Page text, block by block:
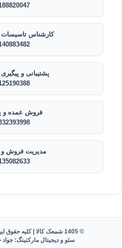
کارشناس تاسیسات
پشتیبانی و
فروش عمده و
مدیریت فروش
© 1405 شمعک کالا | کلیه حقوق این وب‌سایت محفوظ است.
سئو و دیجیتال مارکتینگ: جواد